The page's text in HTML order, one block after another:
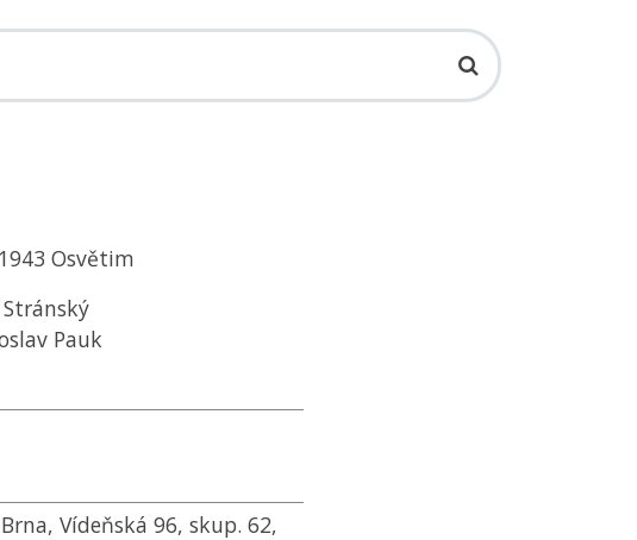
Osvětim
Pauk
Vídeňská 96, skup. 62,